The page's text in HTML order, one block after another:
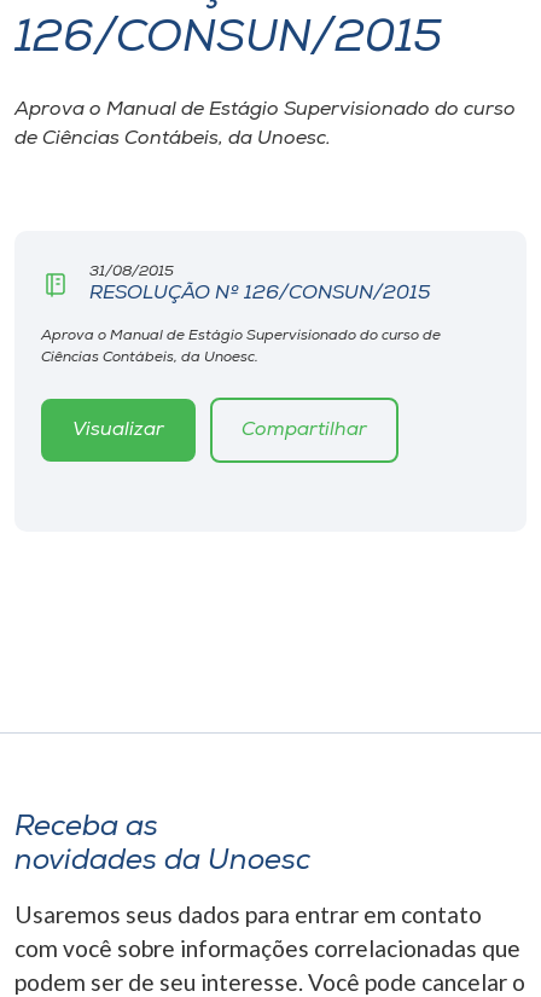
I.nova
Diplomados
CPA
Biblioteca
Editora
A-
126/CONSUN/2015
Aprova o Manual de Estágio Supervisionado do curso
de Ciências Contábeis, da Unoesc.
31/08/2015
RESOLUÇÃO Nº 126/CONSUN/2015
Aprova o Manual de Estágio Supervisionado do curso de
Ciências Contábeis, da Unoesc.
Visualizar Compartilhar
Receba as
novidades da Unoesc
Usaremos seus dados para entrar em contato
com você sobre informações correlacionadas que
podem ser de seu interesse. Você pode cancelar o